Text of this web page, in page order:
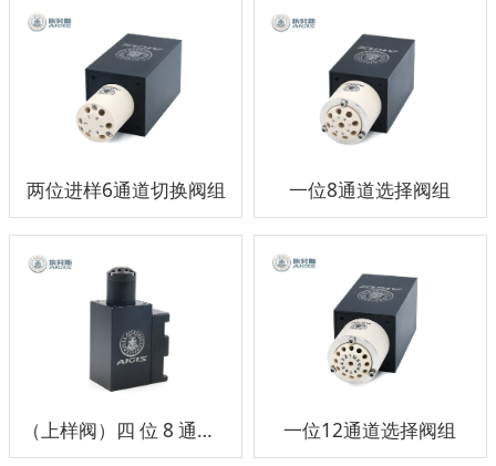
两位进样6通道切换阀组 一位8通道选择阀组
（上样阀）四 位 8 通高压进样阀组 一位12通道选择阀组